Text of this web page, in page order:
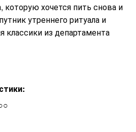
которую хочется пить снова и
утреннего ритуала и
классики из департамента